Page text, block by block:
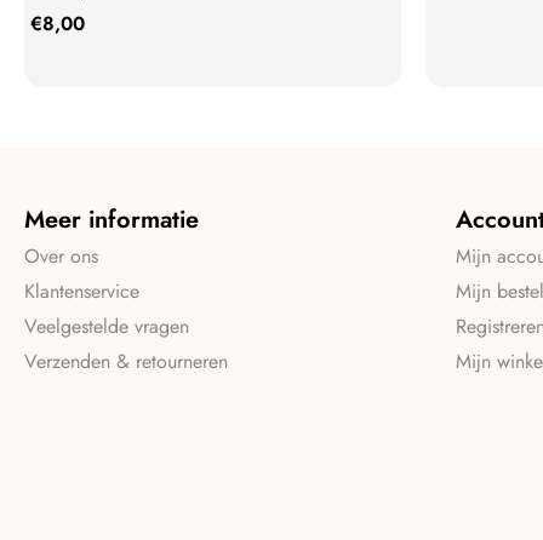
€8,00
Meer informatie
Over ons
Klantenservice
Veelgestelde vragen
Verzenden & retourneren
Mijn
Mijn
Mijn